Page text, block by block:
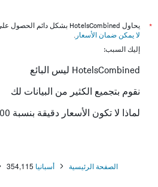
*
يحاول HotelsCombined بشكل دائم الحصول على الأسعار الدقيقة، ولكن
لا يمكن ضمان الأسعار .
إليك السبب:
HotelsCombined ليس البائع
نقوم بتجميع الكثير من البيانات لك
لماذا لا تكون الأسعار دقيقة بنسبة 100٪؟
الصفحة الرئيسية أسبانيا 354,115